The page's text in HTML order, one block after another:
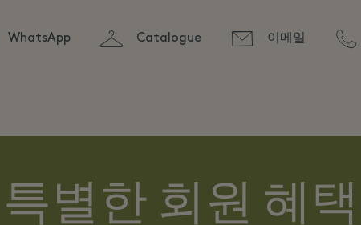
WhatsApp Catalogue 이메일
특별한 회원 혜택